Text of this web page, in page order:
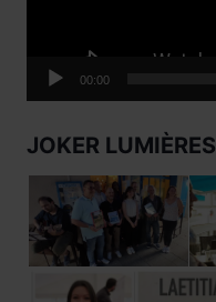
00:00
JOKER LUMIÈRES